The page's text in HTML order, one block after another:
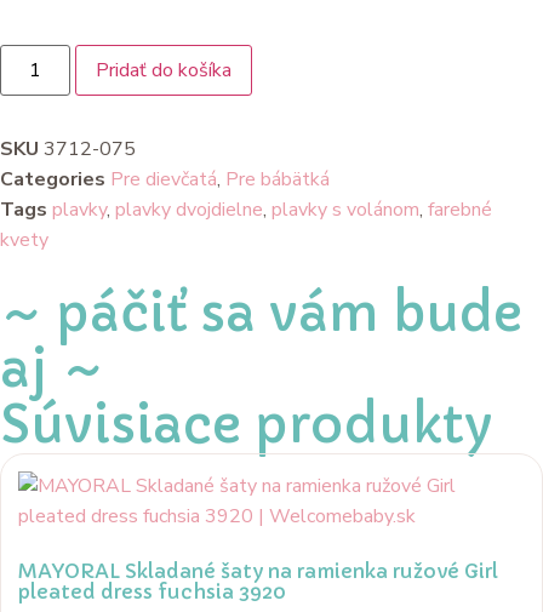
Pridať do košíka
SKU 3712-075
Categories Pre dievčatá, Pre bábätká
Tags plavky, plavky dvojdielne, plavky s volánom, farebné
kvety
~ páčiť sa vám bude
aj ~
Súvisiace produkty
MAYORAL Skladané šaty na ramienka ružové Girl
pleated dress fuchsia 3920